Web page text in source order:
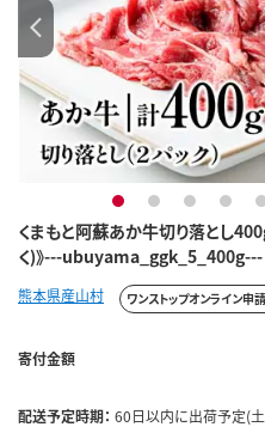
くまもと阿蘇あか牛切り落とし
く)》---ubuyama_ggk_5_400g---
1 2 3 4
熊本県産山村 ワンストップオンライン申
寄付金額
配送予定時期： 60日以内に出荷予定(土